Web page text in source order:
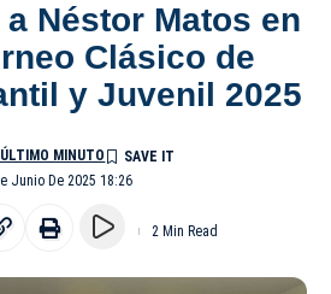
Néstor Matos en
Clásico de
y Juvenil 2025
Junio De 2025 18:26
MINUTO
2 Min Read